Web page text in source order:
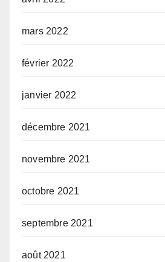
mars 2022
février 2022
janvier 2022
décembre 2021
novembre 2021
octobre 2021
septembre 2021
août 2021